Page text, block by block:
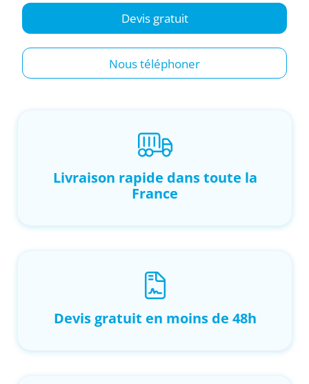
Devis gratuit
Nous téléphoner
Livraison rapide dans toute la
France
Devis gratuit en moins de 48h